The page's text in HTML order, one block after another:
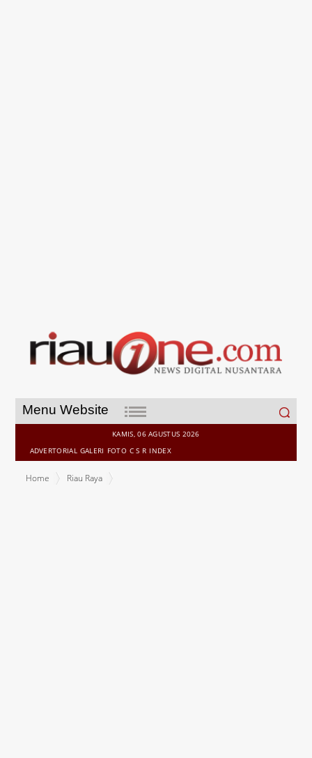
Menu Website
Search
for:
KAMIS, 06 AGUSTUS 2026
ADVERTORIAL GALERI FOTO C S R INDEX
Home
Riau Raya